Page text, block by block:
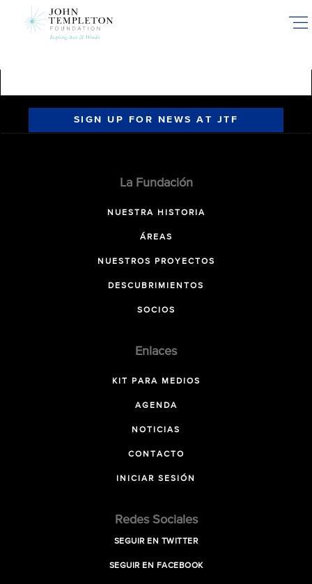
SIGN UP FOR NEWS AT JTF
La Fundación
NUESTRA HISTORIA
ÁREAS
NUESTROS PROYECTOS
DESCUBRIMIENTOS
SOCIOS
Enlaces
KIT PARA MEDIOS
AGENDA
NOTICIAS
CONTACTO
INICIAR SESIÓN
Redes Sociales
SEGUIR EN TWITTER
SEGUIR EN FACEBOOK